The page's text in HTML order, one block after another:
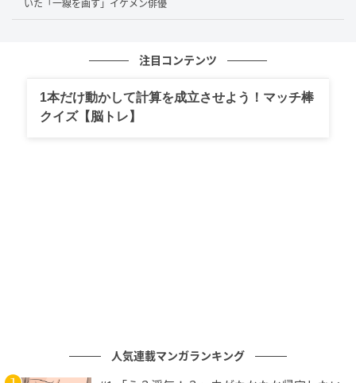
アニメ『コードギアス 奪還のロゼ』は、シリーズらし
公たちによって更新される点が見どころとなっていま
ぞれのキャラクターが抱える覚悟や関係性の変化をて
いねいに描いていきます。
いた「一線を画す」イケメン俳優
注目コンテンツ
1本だけ動かして計算を成立させよう！マッチ棒
クイズ【脳トレ】
人気連載マンガランキング